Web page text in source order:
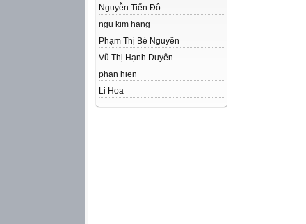
Nguyễn Tiến Đô
ngu kim hang
Phạm Thị Bé Nguyên
Vũ Thị Hạnh Duyên
phan hien
Li Hoa